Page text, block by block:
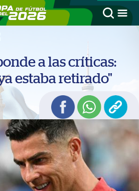
a las críticas:
estaba retirado"